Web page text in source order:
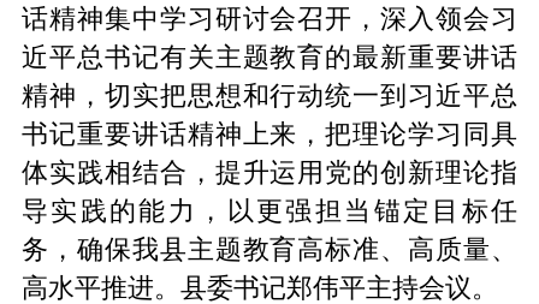
话精神集中学习研讨会召开，深入领会习
近平总书记有关主题教育的最新重要讲话
精神，切实把思想和行动统一到习近平总
书记重要讲话精神上来，把理论学习同具
体实践相结合，提升运用党的创新理论指
导实践的能力，以更强担当锚定目标任
务，确保我县主题教育高标准、高质量、
高水平推进。县委书记郑伟平主持会议。